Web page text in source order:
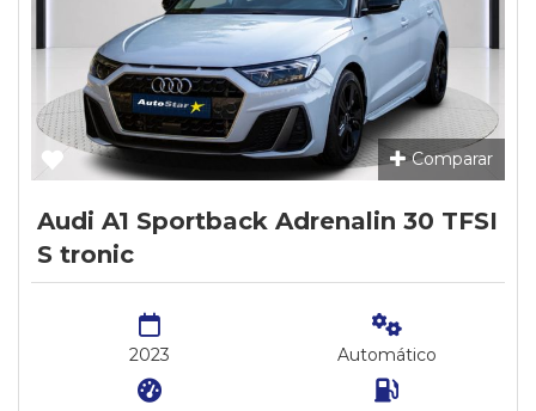
Comparar
Audi A1 Sportback Adrenalin 30 TFSI
S tronic
2023 Automático